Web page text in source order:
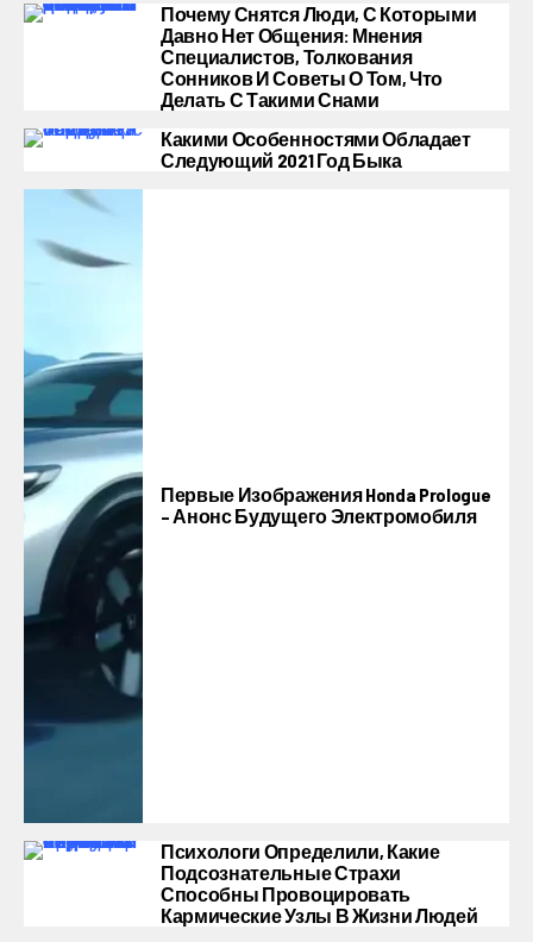
Почему Снятся Люди, С Которыми
Давно Нет Общения: Мнения
Специалистов, Толкования
Сонников И Советы О Том, Что
Делать С Такими Снами
Какими Особенностями Обладает
Следующий 2021 Год Быка
Первые Изображения Honda Prologue
– Анонс Будущего Электромобиля
Психологи Определили, Какие
Подсознательные Страхи
Способны Провоцировать
Кармические Узлы В Жизни Людей